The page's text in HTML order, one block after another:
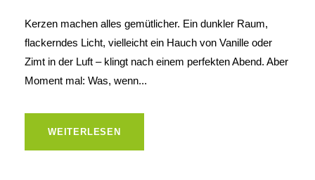
Kerzen machen alles gemütlicher. Ein dunkler Raum,
flackerndes Licht, vielleicht ein Hauch von Vanille oder
Zimt in der Luft – klingt nach einem perfekten Abend. Aber
Moment mal: Was, wenn...
WEITERLESEN